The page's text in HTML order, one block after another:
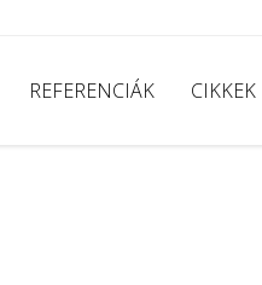
REFERENCIÁK CIKKEK